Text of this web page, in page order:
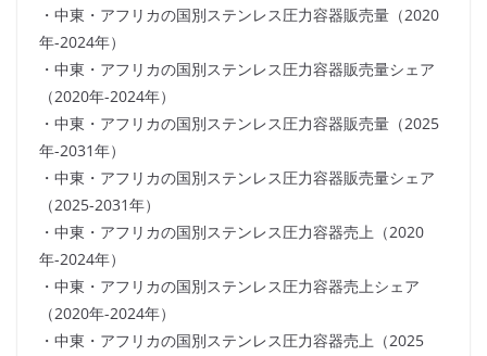
・中東・アフリカの国別ステンレス圧力容器販売量（2020
年-2024年）
・中東・アフリカの国別ステンレス圧力容器販売量シェア
（2020年-2024年）
・中東・アフリカの国別ステンレス圧力容器販売量（2025
年-2031年）
・中東・アフリカの国別ステンレス圧力容器販売量シェア
（2025-2031年）
・中東・アフリカの国別ステンレス圧力容器売上（2020
年-2024年）
・中東・アフリカの国別ステンレス圧力容器売上シェア
（2020年-2024年）
・中東・アフリカの国別ステンレス圧力容器売上（2025